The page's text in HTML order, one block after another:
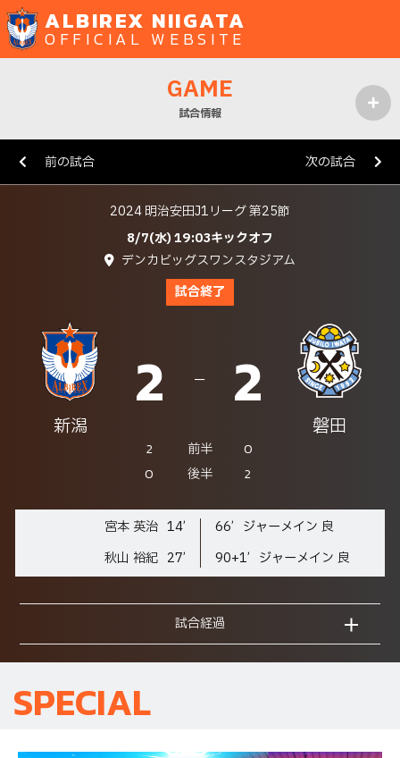
ALBIREX NIIGATA
OFFICIAL WEBSITE
GAME
試合情報
前の試合
次の試合
2024 明治安田J1リーグ 第25節
8/7(水) 19:03キックオフ
デンカビッグスワンスタジアム
試合終了
新潟
2 2
磐田
2 前半
0
0
後半 2
宮本 英治 14’
秋山 裕紀 27’
ジャーメイン 良
66’
ジャーメイン 良
90+1’
試合経過
SPECIAL